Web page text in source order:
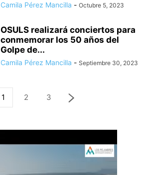
Camila Pérez Mancilla - Octubre 5, 2023
OSULS realizará conciertos para
conmemorar los 50 años del
Golpe de...
Camila Pérez Mancilla - Septiembre 30, 2023
1 2 3